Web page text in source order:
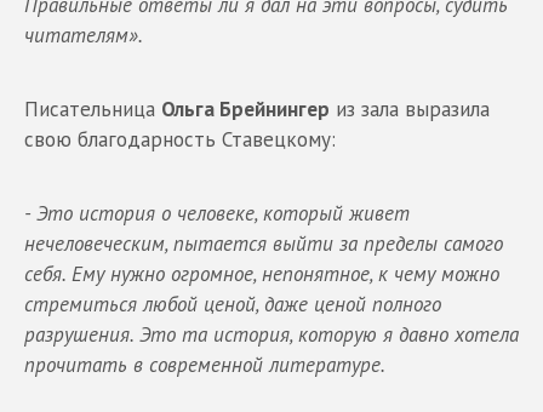
читателям».
Писательница Ольга Брейнингер из зала выразила
свою благодарность Ставецкому:
- Это история о человеке, который живет
нечеловеческим, пытается выйти за пределы самого
себя. Ему нужно огромное, непонятное, к чему можно
стремиться любой ценой, даже ценой полного
разрушения. Это та история, которую я давно хотела
прочитать в современной литературе.